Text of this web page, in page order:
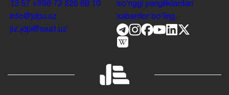
13 57 +998 72 226 68 10
info@jdpu.uz
jiz.jdpi@exat.uz
soʻnggi yangiliklardan
xabardor boʻling.